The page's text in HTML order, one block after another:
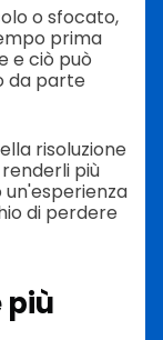
o sfocato,
prima
e ciò può
da parte
risoluzione
più
di perdere
più